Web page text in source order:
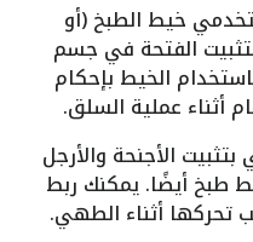
خيط الطبخ (أو
الفتحة في جسم
الخيط بإحكام
أثناء عملية السلق.
الأجنحة والأرجل
طبخ أيضًا. يمكنك ربط
تحركها أثناء الطهي.